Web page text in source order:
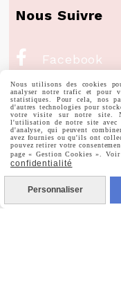
Nous Suivre
 Facebook
Instagram
Pinterest
 Youtube
Votre Email
Nous utilisons des cookies
analyser notre trafic et pour
statistiques. Pour cela, nos
d'autres technologies pour
votre visite sur notre site.
l'utilisation de notre site avec
d'analyse, qui peuvent
avez fournies ou qu'ils ont
pouvez retirer votre
page « Gestion Cookies ».
confidentialité
Personnaliser